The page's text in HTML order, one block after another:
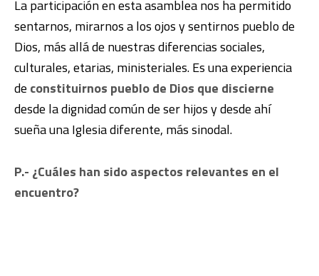
La participación en esta asamblea nos ha permitido
sentarnos, mirarnos a los ojos y sentirnos pueblo de
Dios, más allá de nuestras diferencias sociales,
culturales, etarias, ministeriales. Es una experiencia
de constituirnos pueblo de Dios que discierne
desde la dignidad común de ser hijos y desde ahí
sueña una Iglesia diferente, más sinodal.
P.- ¿Cuáles han sido aspectos relevantes en el
encuentro?